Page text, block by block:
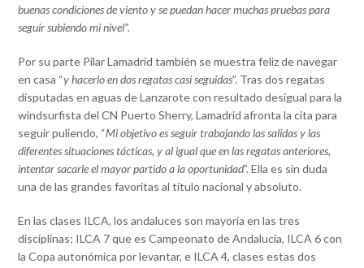
buenas condiciones de viento y se puedan hacer muchas pruebas para
seguir subiendo mi nivel”.
Por su parte Pilar Lamadrid también se muestra feliz de navegar
en casa “y hacerlo en dos regatas casi seguidas”. Tras dos regatas
disputadas en aguas de Lanzarote con resultado desigual para la
windsurfista del CN Puerto Sherry, Lamadrid afronta la cita para
seguir puliendo, “Mi objetivo es seguir trabajando las salidas y las
diferentes situaciones tácticas, y al igual que en las regatas anteriores,
intentar sacarle el mayor partido a la oportunidad”. Ella es sin duda
una de las grandes favoritas al título nacional y absoluto.
En las clases ILCA, los andaluces son mayoría en las tres
disciplinas; ILCA 7 que es Campeonato de Andalucía, ILCA 6 con
la Copa autonómica por levantar, e ILCA 4, clases estas dos